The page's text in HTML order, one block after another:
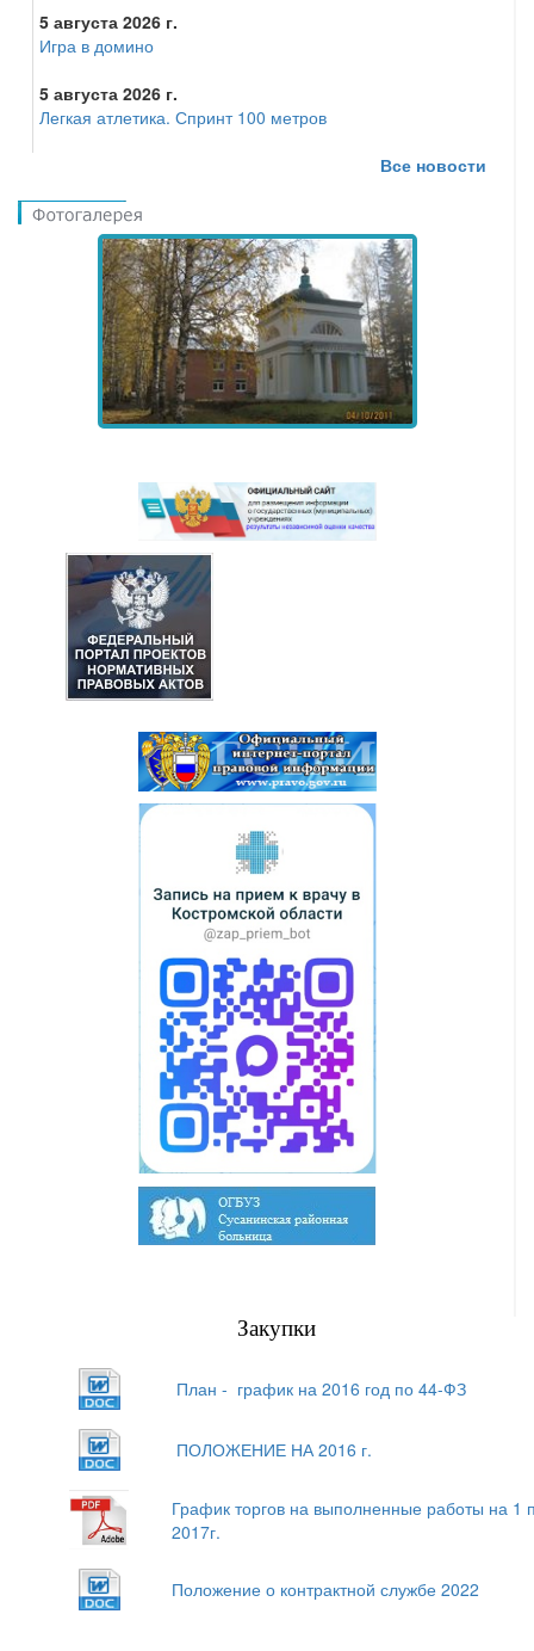
5 августа 2026 г.
Игра в домино
5 августа 2026 г.
Легкая атлетика. Спринт 100 метров
Все новости
Закупки
План - график на 2016 год по 44-ФЗ
ПОЛОЖЕНИЕ НА 2016 г.
График торгов на выполненные работы на 1
2017г.
Положение о контрактной службе 2022